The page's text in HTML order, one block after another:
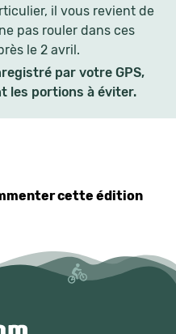
il vous revient de
pas rouler dans ces
le 2 avril.
par votre GPS,
les portions à éviter.
cette édition